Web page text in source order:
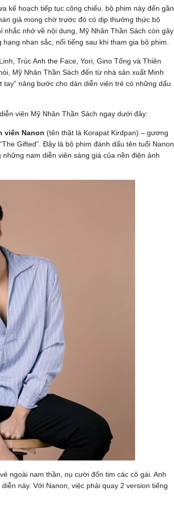
kế hoạch tiếp tục công chiếu. bộ phim này đến gần
giả mong chờ trước đó có dịp thưởng thức bộ
nhớ về nội dung, Mỹ Nhân Thần Sách còn gây
nhan sắc, nổi tiếng sau khi tham gia bộ phim.
Trúc Anh the Face, Yori, Gino Tống và Thiên
Mỹ Nhân Thần Sách đến từ nhà sản xuất Minh
nâng bước cho dàn diễn viên trẻ có những dấu
viên Mỹ Nhân Thần Sách ngay dưới đây:
viên Nanon (tên thật là Korapat Kirdpan) – gương
Gifted”. Đây là bộ phim đánh dấu tên tuổi Nanon
nam diễn viên sáng giá của nền điện ảnh
ngoài nam thần, nụ cười đốn tim các cô gái. Anh
này. Với Nanon, việc phải quay 2 version tiếng